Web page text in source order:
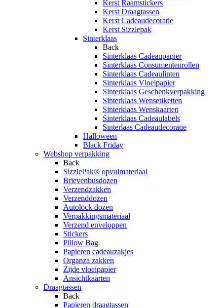
Kerst Raamstickers
Kerst Draagtassen
Kerst Cadeaudecoratie
Kerst Sizzlepak
Sinterklaas
Back
Sinterklaas Cadeaupapier
Sinterklaas Consumentenrollen
Sinterklaas Cadeaulinten
Sinterklaas Vloeipapier
Sinterklaas Geschenkverpakking
Sinterklaas Wensetiketten
Sinterklaas Wenskaarten
Sinterklaas Cadeaulabels
Sinterlaas Cadeaudecoratie
Halloween
Black Friday
Webshop verpakking
Back
SizzlePak® opvulmateriaal
Brievenbusdozen
Verzendzakken
Verzenddozen
Autolock dozen
Verpakkingsmateriaal
Verzend enveloppen
Stickers
Pillow Bag
Papieren cadeauzakjes
Organza zakken
Zijde vloeipapier
Ansichtkaarten
Draagtassen
Back
Papieren draagtassen